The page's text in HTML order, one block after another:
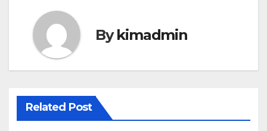
Bykimadmin
Related Post